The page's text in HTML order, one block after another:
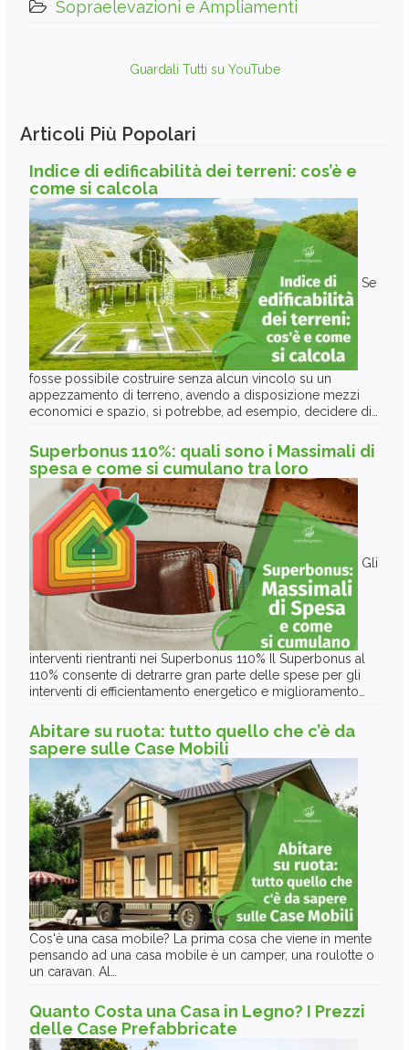
Sopraelevazioni e Ampliamenti
Guardali Tutti su YouTube
Articoli Più Popolari
Indice di edificabilità dei terreni: cos’è e
come si calcola
Se
fosse possibile costruire senza alcun vincolo su un
appezzamento di terreno, avendo a disposizione mezzi
economici e spazio, si potrebbe, ad esempio, decidere di…
Superbonus 110%: quali sono i Massimali di
spesa e come si cumulano tra loro
Gli
interventi rientranti nei Superbonus 110% Il Superbonus al
110% consente di detrarre gran parte delle spese per gli
interventi di efficientamento energetico e miglioramento…
Abitare su ruota: tutto quello che c’è da
sapere sulle Case Mobili
Cos'è una casa mobile? La prima cosa che viene in mente
pensando ad una casa mobile è un camper, una roulotte o
un caravan. Al…
Quanto Costa una Casa in Legno? I Prezzi
delle Case Prefabbricate